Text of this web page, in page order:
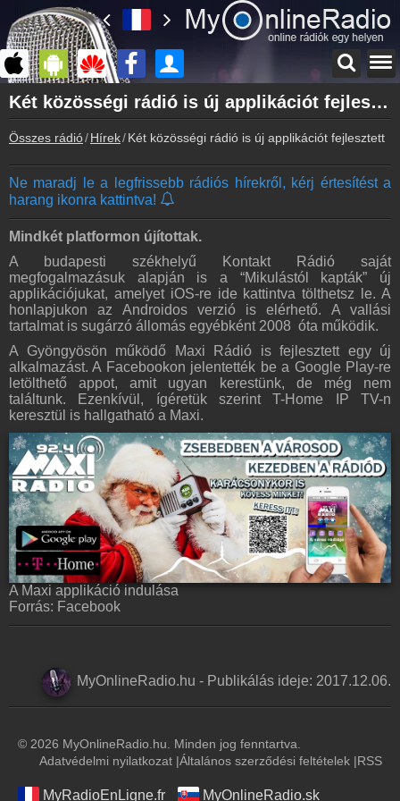
Főoldal
myonlineradio.hu
Bejelentkezés
Kapcsolat
Írj nekünk!
Partnerek
Rádió beágyazás
Ágyazd be weboldaladba
Online rádió készítés
Készítés lépésről lépésre
Két közösségi rádió is új applikációt fejlesztett
Összes rádió Hírek Két közösségi rádió is új applikációt fejlesztett
Ne maradj le a legfrissebb rádiós hírekről, kérj értesítést a
harang ikonra kattintva!
Mindkét platformon újítottak.
A budapesti székhelyű Kontakt Rádió saját
megfogalmazásuk alapján is a “Mikulástól kapták” új
applikációjukat, amelyet iOS-re ide kattintva tölthetsz le. A
honlapjukon az Androidos verzió is elérhető. A vallási
tartalmat is sugárzó állomás egyébként 2008 óta működik.
A Gyöngyösön működő Maxi Rádió is fejlesztett egy új
alkalmazást. A Facebookon jelentették be a Google Play-re
letölthető appot, amit ugyan kerestünk, de még nem
találtunk. Ezenkívül, ígéretük szerint T-Home IP TV-n
keresztül is hallgatható a Maxi.
A Maxi applikáció indulása
Forrás: Facebook
MyOnlineRadio.hu - Publikálás ideje: 2017.12.06.
© 2026 MyOnlineRadio.hu. Minden jog fenntartva.
Adatvédelmi nyilatkozat |Általános szerződési feltételek |RSS
MyRadioEnLigne.fr MyOnlineRadio.sk